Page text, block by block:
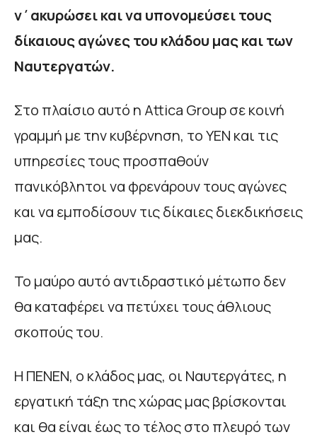
ν΄ακυρώσει και να υπονομεύσει τους
δίκαιους αγώνες του κλάδου μας και των
Ναυτεργατών.
Στο πλαίσιο αυτό η Attica Group σε κοινή
γραμμή με την κυβέρνηση, το ΥΕΝ και τις
υπηρεσίες τους προσπαθούν
πανικόβλητοι να φρενάρουν τους αγώνες
και να εμποδίσουν τις δίκαιες διεκδικήσεις
μας.
Το μαύρο αυτό αντιδραστικό μέτωπο δεν
θα καταφέρει να πετύχει τους άθλιους
σκοπούς του.
Η ΠΕΝΕΝ, ο κλάδος μας, οι Ναυτεργάτες, η
εργατική τάξη της χώρας μας βρίσκονται
και θα είναι έως το τέλος στο πλευρό των